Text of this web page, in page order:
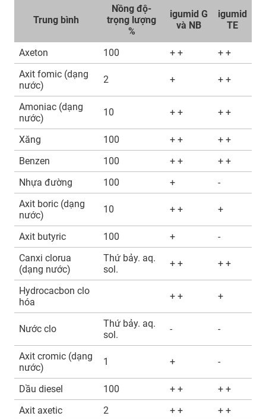
Trung bình
Nồng độ-
trọng lượng
%
igumid G
và NB
igumid
TE
Axeton 100 + +
+ +
Axit fomic (dạng
nước)
2 + + +
Amoniac (dạng
nước)
10 + + + +
Xăng 100 + +
+ +
Benzen
100 + +
+ +
Nhựa đường
100 +
-
Axit boric (dạng
nước)
10 + + +
Axit butyric 100 +
-
Canxi clorua
(dạng nước)
Thứ bảy. aq.
sol.
+ + + +
Hydrocacbon clo
hóa
+ + +
Nước clo
Thứ bảy. aq.
sol.
- -
Axit cromic (dạng
nước)
1 + -
Dầu diesel 100 + +
+ +
Axit axetic
2 + +
+ +